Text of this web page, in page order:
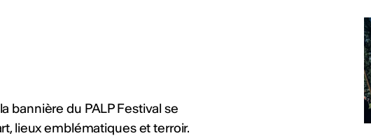
bannière du PALP Festival se
lieux emblématiques et terroir.